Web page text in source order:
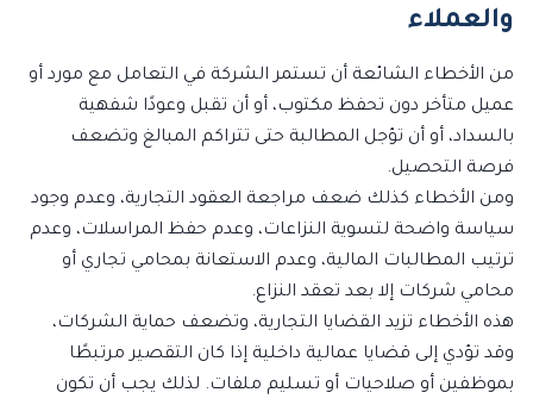
والعملاء
من الأخطاء الشائعة أن تستمر الشركة في التعامل مع مورد أو
عميل متأخر دون تحفظ مكتوب، أو أن تقبل وعودًا شفهية
بالسداد، أو أن تؤجل المطالبة حتى تتراكم المبالغ وتضعف
فرصة التحصيل.
ومن الأخطاء كذلك ضعف مراجعة العقود التجارية، وعدم وجود
سياسة واضحة لتسوية النزاعات، وعدم حفظ المراسلات، وعدم
ترتيب المطالبات المالية، وعدم الاستعانة بمحامي تجاري أو
محامي شركات إلا بعد تعقد النزاع.
هذه الأخطاء تزيد القضايا التجارية، وتضعف حماية الشركات،
وقد تؤدي إلى قضايا عمالية داخلية إذا كان التقصير مرتبطًا
بموظفين أو صلاحيات أو تسليم ملفات. لذلك يجب أن تكون